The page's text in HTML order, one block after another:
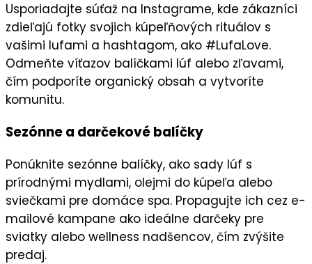
Usporiadajte súťaž na Instagrame, kde zákazníci
zdieľajú fotky svojich kúpeľňových rituálov s
vašimi lufami a hashtagom, ako #LufaLove.
Odmeňte víťazov balíčkami lúf alebo zľavami,
čím podporíte organický obsah a vytvoríte
komunitu.
Sezónne a darčekové balíčky
Ponúknite sezónne balíčky, ako sady lúf s
prírodnými mydlami, olejmi do kúpeľa alebo
sviečkami pre domáce spa. Propagujte ich cez e-
mailové kampane ako ideálne darčeky pre
sviatky alebo wellness nadšencov, čím zvýšite
predaj.